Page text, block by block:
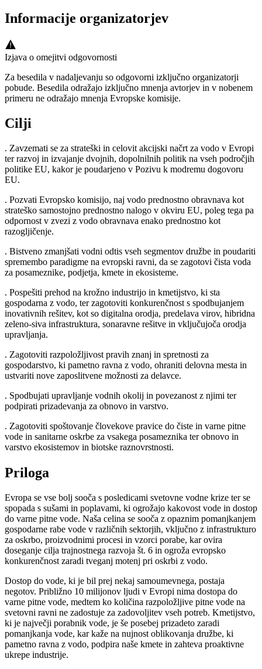
Informacije organizatorjev
Izjava o omejitvi odgovornosti
Za besedila v nadaljevanju so odgovorni izključno organizatorji
pobude. Besedila odražajo izključno mnenja avtorjev in v nobenem
primeru ne odražajo mnenja Evropske komisije.
Cilji
. Zavzemati se za strateški in celovit akcijski načrt za vodo v Evropi
ter razvoj in izvajanje dvojnih, dopolnilnih politik na vseh področjih
politike EU, kakor je poudarjeno v Pozivu k modremu dogovoru
EU.
. Pozvati Evropsko komisijo, naj vodo prednostno obravnava kot
strateško samostojno prednostno nalogo v okviru EU, poleg tega pa
odpornost v zvezi z vodo obravnava enako prednostno kot
razogljičenje.
. Bistveno zmanjšati vodni odtis vseh segmentov družbe in poudariti
spremembo paradigme na evropski ravni, da se zagotovi čista voda
za posameznike, podjetja, kmete in ekosisteme.
. Pospešiti prehod na krožno industrijo in kmetijstvo, ki sta
gospodarna z vodo, ter zagotoviti konkurenčnost s spodbujanjem
inovativnih rešitev, kot so digitalna orodja, predelava virov, hibridna
zeleno-siva infrastruktura, sonaravne rešitve in vključujoča orodja
upravljanja.
. Zagotoviti razpoložljivost pravih znanj in spretnosti za
gospodarstvo, ki pametno ravna z vodo, ohraniti delovna mesta in
ustvariti nove zaposlitvene možnosti za delavce.
. Spodbujati upravljanje vodnih okolij in povezanost z njimi ter
podpirati prizadevanja za obnovo in varstvo.
. Zagotoviti spoštovanje človekove pravice do čiste in varne pitne
vode in sanitarne oskrbe za vsakega posameznika ter obnovo in
varstvo ekosistemov in biotske raznovrstnosti.
Priloga
Evropa se vse bolj sooča s posledicami svetovne vodne krize ter se
spopada s sušami in poplavami, ki ogrožajo kakovost vode in dostop
do varne pitne vode. Naša celina se sooča z opaznim pomanjkanjem
gospodarne rabe vode v različnih sektorjih, vključno z infrastrukturo
za oskrbo, proizvodnimi procesi in vzorci porabe, kar ovira
doseganje cilja trajnostnega razvoja št. 6 in ogroža evropsko
konkurenčnost zaradi tveganj motenj pri oskrbi z vodo.
Dostop do vode, ki je bil prej nekaj samoumevnega, postaja
negotov. Približno 10 milijonov ljudi v Evropi nima dostopa do
varne pitne vode, medtem ko količina razpoložljive pitne vode na
svetovni ravni ne zadostuje za zadovoljitev vseh potreb. Kmetijstvo,
ki je največji porabnik vode, je še posebej prizadeto zaradi
pomanjkanja vode, kar kaže na nujnost oblikovanja družbe, ki
pametno ravna z vodo, podpira naše kmete in zahteva proaktivne
ukrepe industrije.